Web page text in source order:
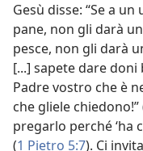
Gesù disse: “Se a
pane, non gli darà
pesce, non gli darà
[...] sapete dare
Padre vostro che è
che gliele chiedono!”
pregarlo perché ‘ha
(1 Pietro 5:7). Ci